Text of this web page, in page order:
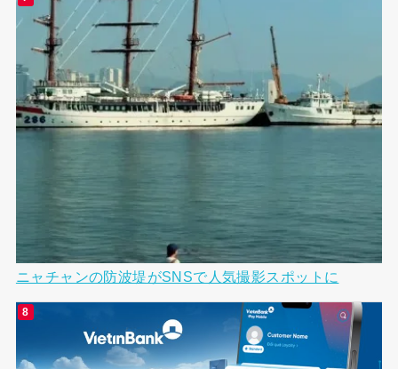
ニャチャンの防波堤がSNSで人気撮影スポットに